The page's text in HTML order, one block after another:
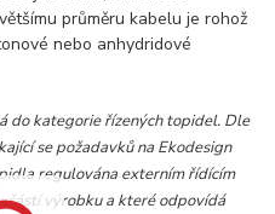
průměru kabelu je rohož
nebo anhydridové
do kategorie řízených topidel. Dle
se požadavků na Ekodesign
regulována externím řídícím
výrobku a které odpovídá